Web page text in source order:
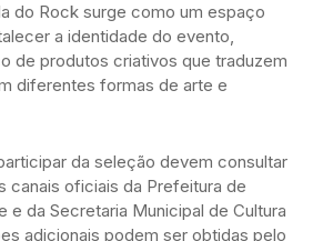
do Rock surge como um espaço
a identidade do evento,
de produtos criativos que traduzem
diferentes formas de arte e
da seleção devem consultar
canais oficiais da Prefeitura de
e da Secretaria Municipal de Cultura
adicionais podem ser obtidas pelo